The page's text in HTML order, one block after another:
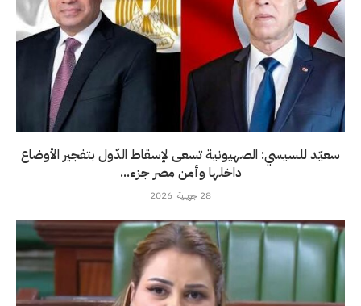
سعيّد للسيسي: الصهيونية تسعى لإسقاط الدّول بتفجير الأوضاع
داخلها وأمن مصر جزء...
28 جويلية، 2026